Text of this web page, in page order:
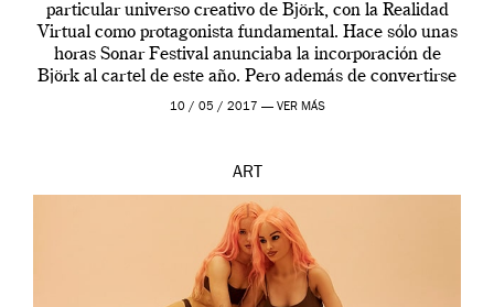
particular universo creativo de Björk, con la Realidad
Virtual como protagonista fundamental. Hace sólo unas
horas Sonar Festival anunciaba la incorporación de
Björk al cartel de este año. Pero además de convertirse
en una de las actuaciones más relevantes […]
10 / 05 / 2017 — VER MÁS
ART